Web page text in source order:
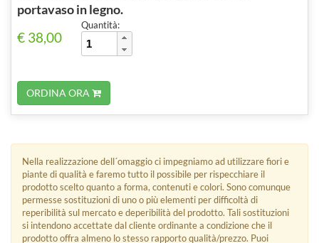
portavaso in legno.
€ 38,00
Quantità:
ORDINA ORA
Nella realizzazione dell´omaggio ci impegniamo ad utilizzare fiori e
piante di qualità e faremo tutto il possibile per rispecchiare il
prodotto scelto quanto a forma, contenuti e colori. Sono comunque
permesse sostituzioni di uno o più elementi per difficoltà di
reperibilità sul mercato e deperibilità del prodotto. Tali sostituzioni
si intendono accettate dal cliente ordinante a condizione che il
prodotto offra almeno lo stesso rapporto qualità/prezzo. Puoi